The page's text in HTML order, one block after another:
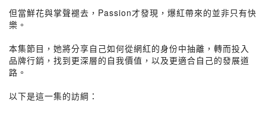
但當鮮花與掌聲褪去，Passion才發現，爆紅帶來的並非只有快
樂。
本集節目，她將分享自己如何從網紅的身份中抽離，轉而投入
品牌行銷，找到更深層的自我價值，以及更適合自己的發展道
路。
以下是這一集的訪綱：